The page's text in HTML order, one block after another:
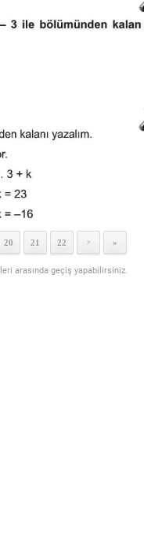
20 21 22 > »
arasında geçiş yapabilirsiniz.